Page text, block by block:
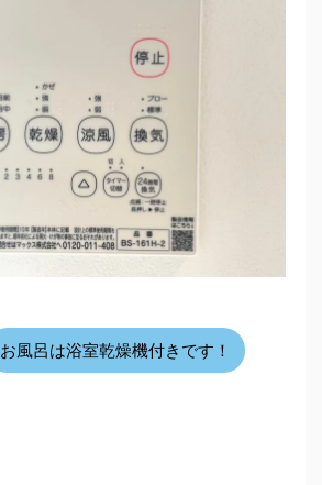
お風呂は浴室乾燥機付きです！